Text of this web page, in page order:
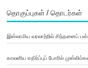
தொகுப்புகள் / தொடர்கள்
இஸ்லாமிய வரலாற்றில் சிந்தனைப்
காலனிய எதிர்ப்புப் போரில்